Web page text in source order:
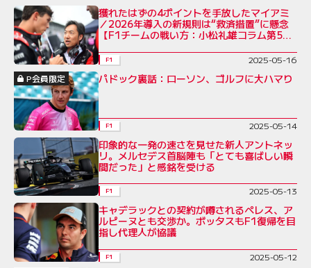
獲れたはずの4ポイントを手放したマイアミ
／2026年導入の新規則は“救済措置”に懸念
【F1チームの戦い方：小松礼雄コラム第5
F1
2025-05-16
P会員限定
パドック裏話：ローソン、ゴルフに大ハマり
F1 2025-05-14
印象的な一発の速さを見せた新人アントネッ
リ。メルセデス首脳陣も「とても喜ばしい瞬
間だった」と感銘を受ける
F1 2025-05-13
キャデラックとの契約が噂されるペレス、ア
ルピーヌとも交渉か。ボッタスもF1復帰を目
指し代理人が協議
F1
2025-05-12